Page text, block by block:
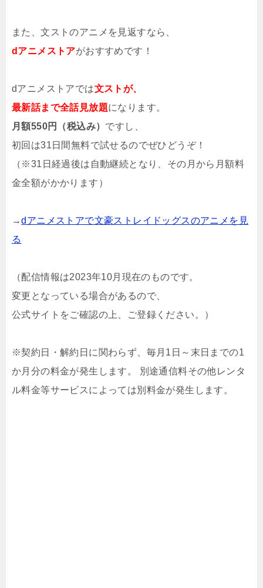
また、文ストのアニメを見返すなら、
dアニメストアがおすすめです！
dアニメストアでは文ストが、
最新話まで全話見放題になります。
月額550円（税込み） ですし、
初回は31日間無料で試せるのでぜひどうぞ！
（※31日経過後は自動継続となり、その月から月額料
金全額がかかります）
→dアニメストアで文豪ストレイドッグスのアニメを見
る
（配信情報は2023年10月現在のものです。
変更となっている場合があるので、
公式サイトをご確認の上、ご登録ください。）
※契約日・解約日に関わらず、毎月1日～末日までの1
か月分の料金が発生します。 別途通信料その他レンタ
ル料金等サービスによっては別料金が発生します。